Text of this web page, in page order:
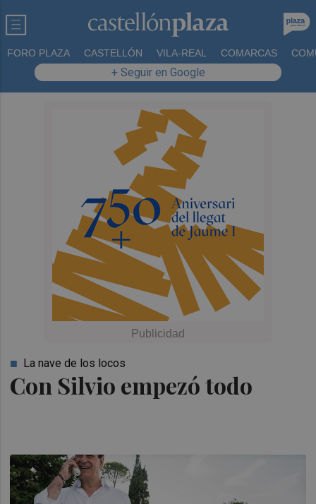
FORO PLAZA CASTELLÓN VILA-REAL COMARCAS
+ Seguir en Google
Con Silvio empezó todo
La nave de los locos